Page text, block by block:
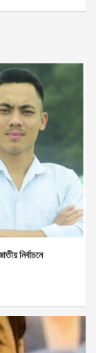
নির্বাচনে